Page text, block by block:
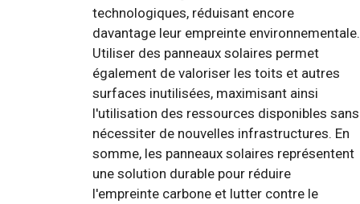
technologiques, réduisant encore
davantage leur empreinte environnementale.
Utiliser des panneaux solaires permet
également de valoriser les toits et autres
surfaces inutilisées, maximisant ainsi
l'utilisation des ressources disponibles sans
nécessiter de nouvelles infrastructures. En
somme, les panneaux solaires représentent
une solution durable pour réduire
l'empreinte carbone et lutter contre le